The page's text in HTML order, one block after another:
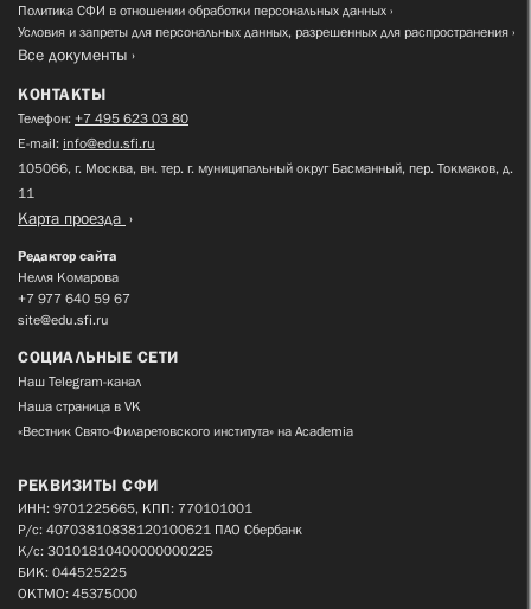
Политика СФИ в отношении обработки персональных данных
Условия и запреты для персональных данных, разрешенных для распространения
Все документы
КОНТАКТЫ
Телефон: +7 495 623 03 80
E-mail: info@edu.sfi.ru
105066, г. Москва, вн. тер. г. муниципальный округ Басманный, пер. Токмаков, д.
11
Карта проезда
Редактор сайта
Нелля Комарова
+7 977 640 59 67
site@edu.sfi.ru
СОЦИАЛЬНЫЕ СЕТИ
Наш Telegram-канал
Наша страница в VK
«Вестник Свято-Филаретовского института» на Academia
РЕКВИЗИТЫ СФИ
ИНН: 9701225665, КПП: 770101001
Р/с: 40703810838120100621 ПАО Сбербанк
К/с: 30101810400000000225
БИК: 044525225
ОКТМО: 45375000